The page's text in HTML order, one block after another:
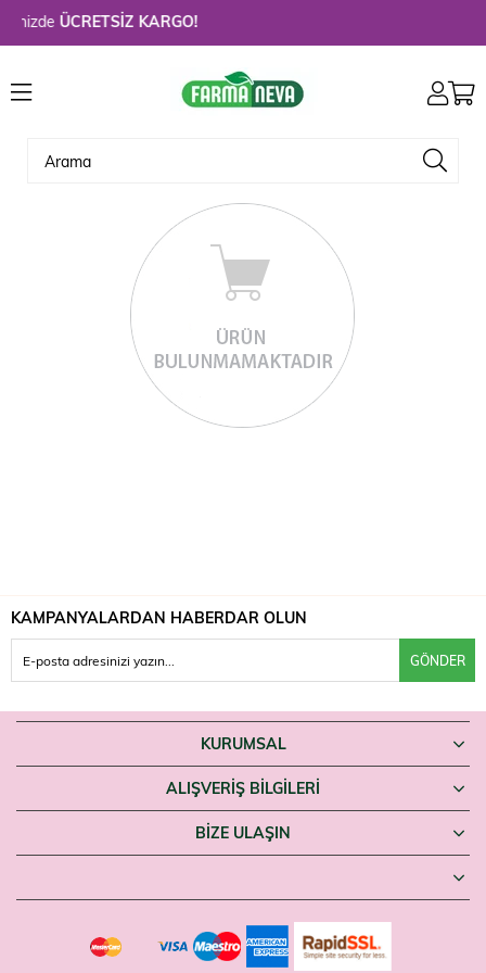
ÜCRETSİZ KARGO!
KAMPANYALARDAN HABERDAR OLUN
GÖNDER
KURUMSAL
ALIŞVERİŞ BİLGİLERİ
BIZE ULAŞIN